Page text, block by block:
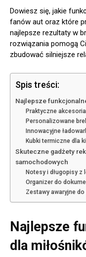
Dowiesz się, jakie
fanów aut oraz które
najlepsze rezultaty w
rozwiązania pomogą
zbudować silniejsze
Spis treści:
Najlepsze
Praktyczne
Personalizowane
Innowacyjne
Kubki termiczne dla
Skuteczne gadżety
samochodowych
Notesy i długopisy z
Organizer do
Zestawy awaryjne do
Najlepsze
dla